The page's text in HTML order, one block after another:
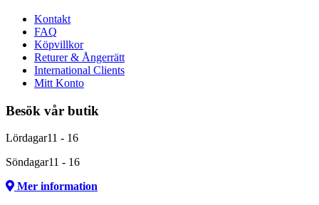
Kontakt
FAQ
Köpvillkor
Returer & Ångerrätt
International Clients
Mitt Konto
Besök vår butik
Lördagar11 - 16
Söndagar11 - 16
Mer information